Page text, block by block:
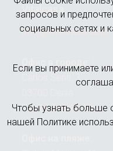
запросов и
социальных сетях и
Если вы принимаете
Чтобы узнать больше
нашей Политике
info@vitalcasa.com
Carlos Sentí, 3
Tel.96.643.17.22